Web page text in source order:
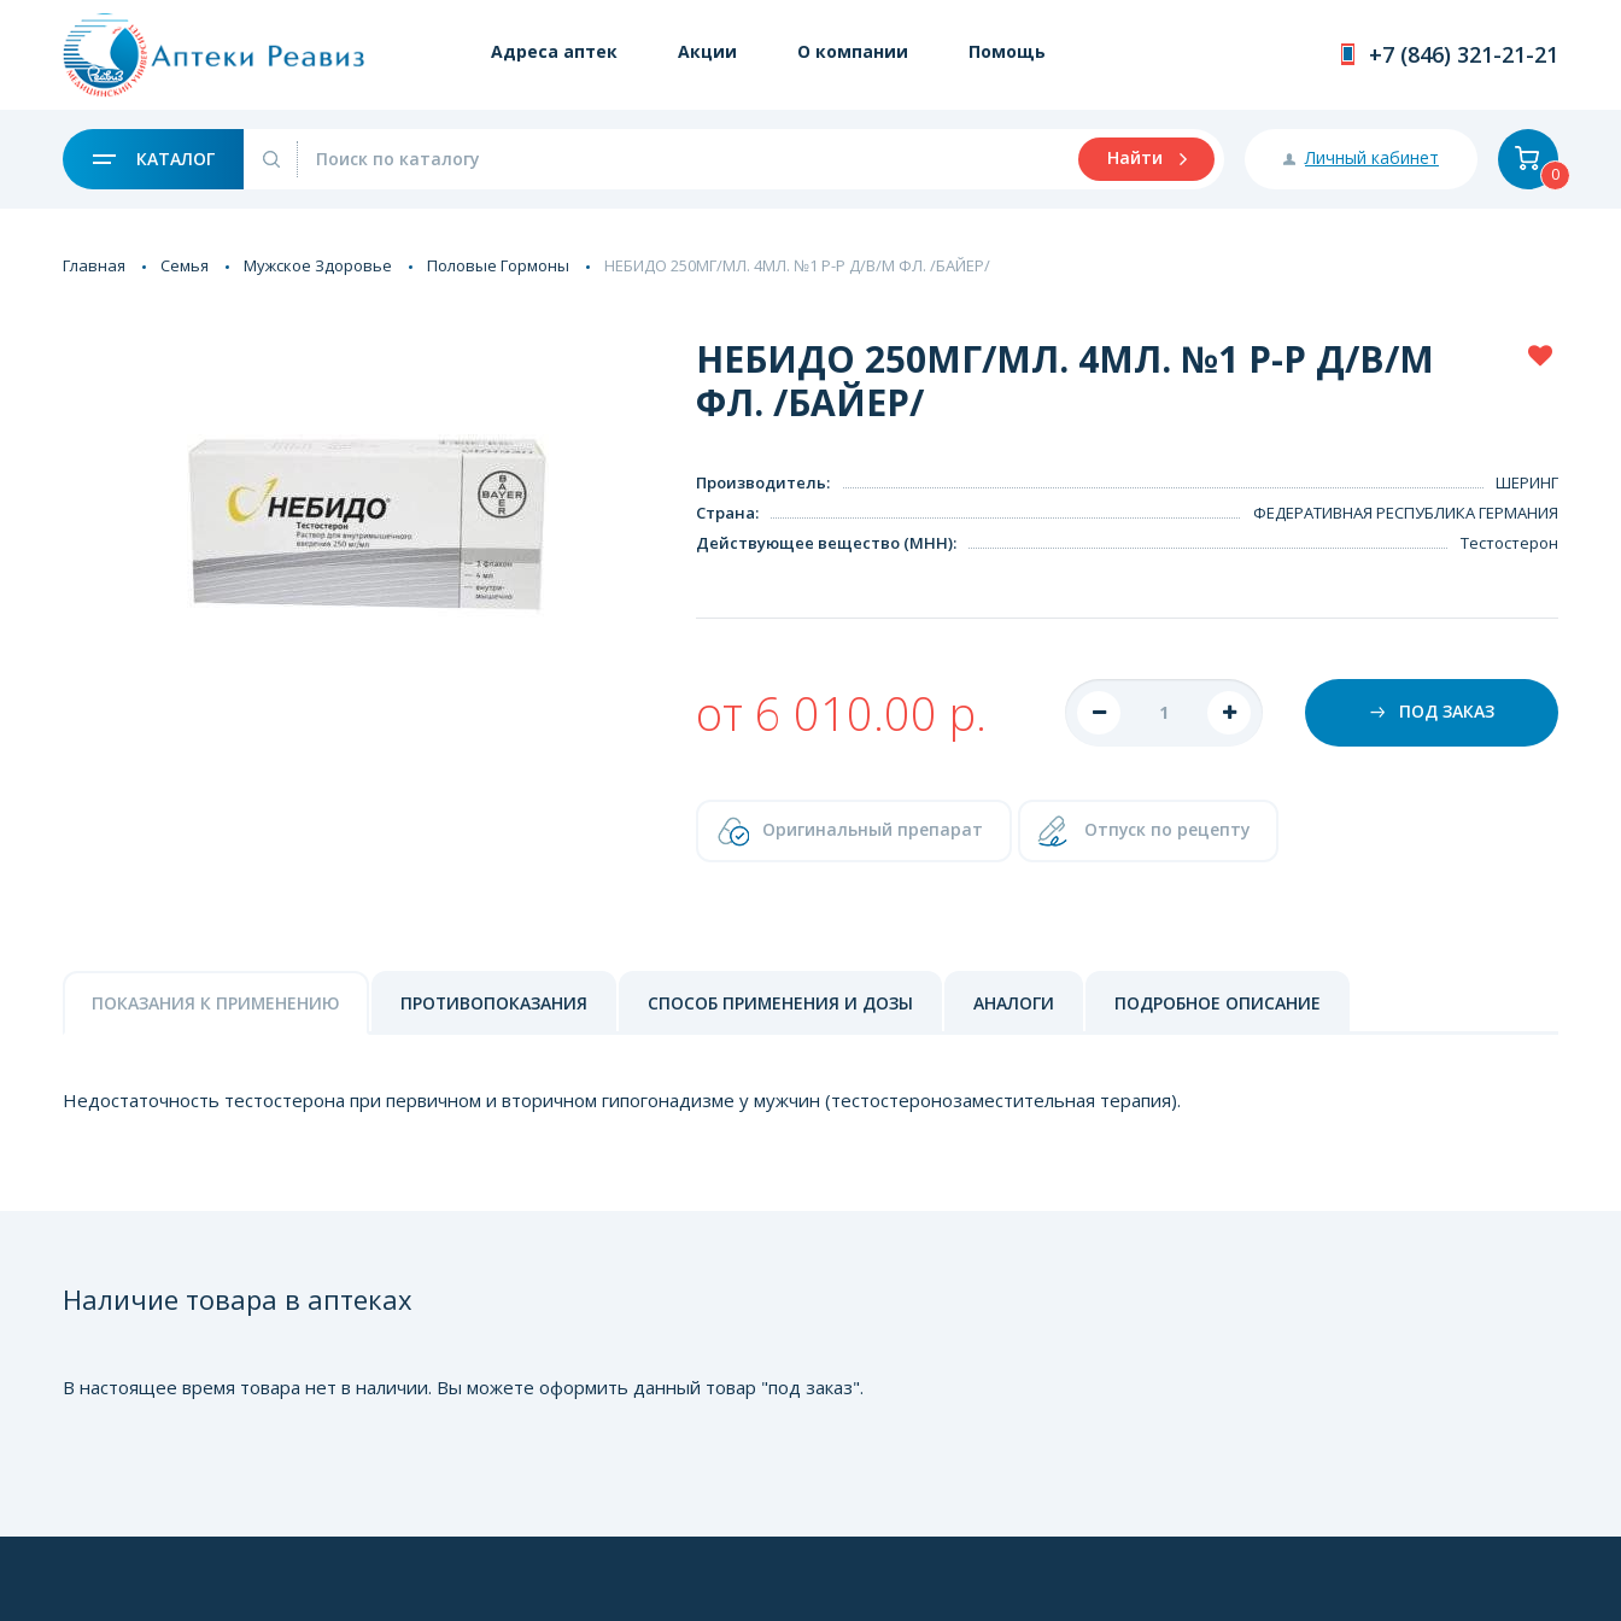
Адреса аптек Акции О компании Помощь +7 (846) 321-21-21
КАТАЛОГ Найти Личный кабинет
0
Главная Семья Мужское Здоровье Половые Гормоны НЕБИДО 250МГ/МЛ. 4МЛ. №1 Р-Р Д/В/М ФЛ. /БАЙЕР/
НЕБИДО 250МГ/МЛ. 4МЛ. №1 Р-Р Д/В/М
ФЛ. /БАЙЕР/
Производитель:
ШЕРИНГ
Страна:
ФЕДЕРАТИВНАЯ РЕСПУБЛИКА ГЕРМАНИЯ
Действующее вещество (МНН): Тестостерон
от 6 010.00 р. ПОД ЗАКАЗ
Оригинальный препарат Отпуск по рецепту
ПОКАЗАНИЯ К ПРИМЕНЕНИЮ ПРОТИВОПОКАЗАНИЯ СПОСОБ ПРИМЕНЕНИЯ И ДОЗЫ АНАЛОГИ ПОДРОБНОЕ ОПИСАНИЕ
Недостаточность тестостерона при первичном и вторичном гипогонадизме у мужчин (тестостеронозаместительная терапия).
Наличие товара в аптеках
В настоящее время товара нет в наличии. Вы можете оформить данный товар "под заказ".